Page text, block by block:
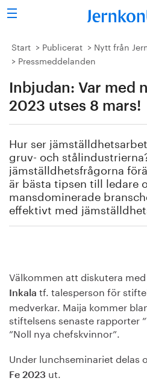
Sök
Stålindustrin
Forskning/utbildning
Vi tycker
Publicerat
Bildbank
Start Publicerat
Nytt från
Pressmeddelanden
Inbjudan: Var med
2023 utses 8 mars!
Hur ser
gruv- och
jämställdhetsfrågorna
är bästa tipsen till ledare
mansdominerade
effektivt med
Välkommen att diskutera
Inkala tf. talesperson för
medverkar. Maija kommer
stiftelsens senaste rapporter
”Noll nya chefskvinnor”.
Under lunchseminariet delas
Fe 2023 ut.